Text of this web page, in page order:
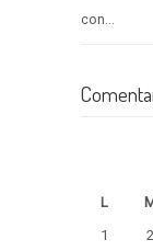
con...
L
1
2